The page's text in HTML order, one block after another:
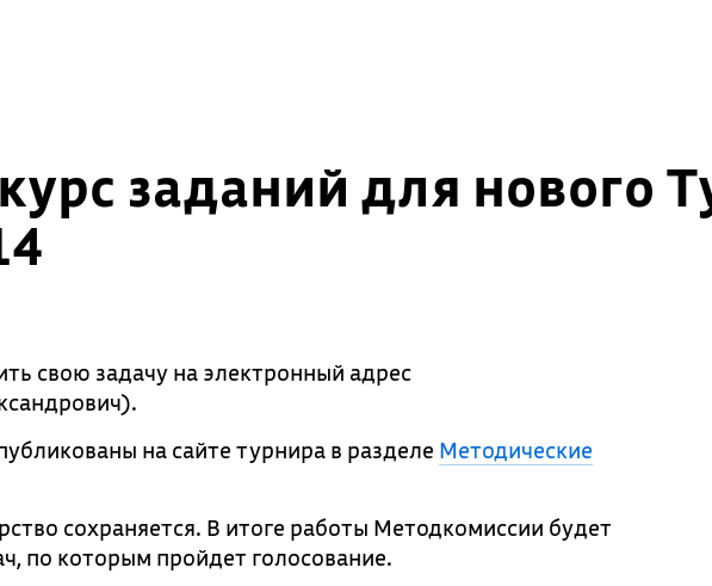
заданий для нового
свою задачу на электронный адрес
на сайте турнира в разделе Методические
сохраняется. В итоге работы Методкомиссии будет
по которым пройдет голосование.